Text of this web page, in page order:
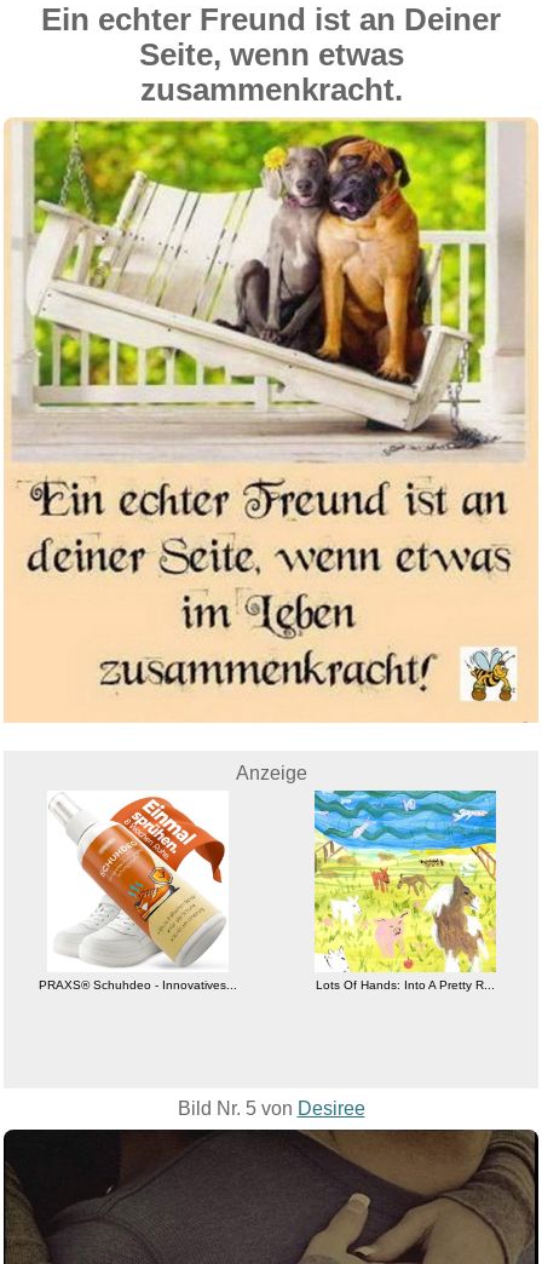
Ein echter Freund ist an Deiner
Seite, wenn etwas
zusammenkracht.
Anzeige
PRAXS® Schuhdeo - Innovatives... Lots Of Hands: Into A Pretty R...
Bild Nr. 5 von Desiree